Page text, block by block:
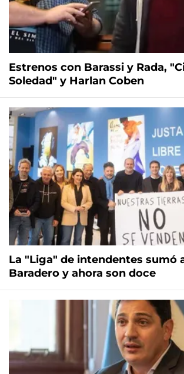
Estrenos con Barassi y Rada,
Soledad" y Harlan Coben
La "Liga" de intendentes sumó
Baradero y ahora son doce